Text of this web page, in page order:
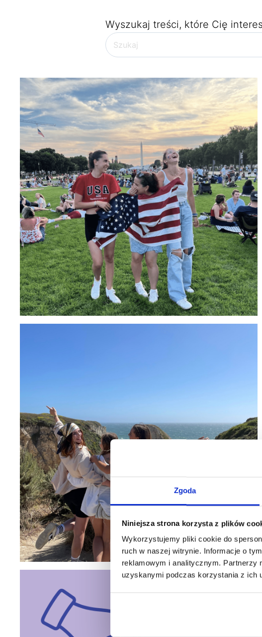
Zgoda
Niniejsza strona korzysta z plików
Wykorzystujemy pliki cookie do
ruch w naszej witrynie. Informacje o
reklamowym i analitycznym. Partnerzy
uzyskanymi podczas korzystania z ich
Wyszukaj treści, które Cię